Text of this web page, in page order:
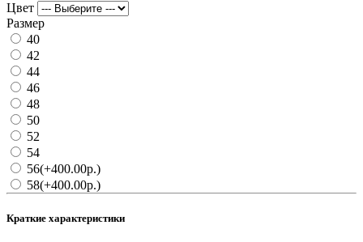
Цвет
Размер
40
42
44
46
48
50
52
54
56(+400.00р.)
58(+400.00р.)
Краткие характеристики